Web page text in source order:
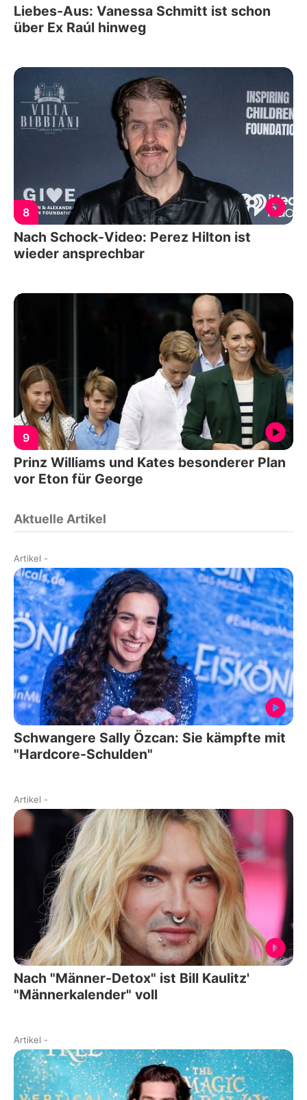
Liebes-Aus: Vanessa Schmitt ist schon
über Ex Raúl hinweg
8
Nach Schock-Video: Perez Hilton ist
wieder ansprechbar
9
Prinz Williams und Kates besonderer Plan
vor Eton für George
Aktuelle Artikel
Artikel -
Schwangere Sally Özcan: Sie kämpfte mit
"Hardcore-Schulden"
Artikel -
Nach "Männer-Detox" ist Bill Kaulitz'
"Männerkalender" voll
Artikel -